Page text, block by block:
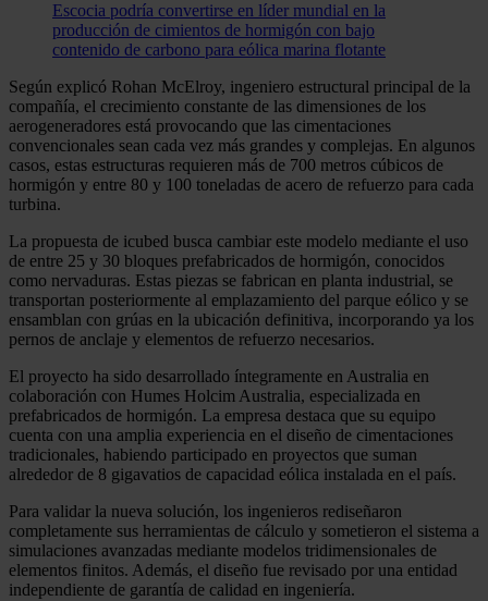
Escocia podría convertirse en líder mundial en la
producción de cimientos de hormigón con bajo
contenido de carbono para eólica marina flotante
Según explicó Rohan McElroy, ingeniero estructural principal de la
compañía, el crecimiento constante de las dimensiones de los
aerogeneradores está provocando que las cimentaciones
convencionales sean cada vez más grandes y complejas. En algunos
casos, estas estructuras requieren más de 700 metros cúbicos de
hormigón y entre 80 y 100 toneladas de acero de refuerzo para cada
turbina.
La propuesta de icubed busca cambiar este modelo mediante el uso
de entre 25 y 30 bloques prefabricados de hormigón, conocidos
como nervaduras. Estas piezas se fabrican en planta industrial, se
transportan posteriormente al emplazamiento del parque eólico y se
ensamblan con grúas en la ubicación definitiva, incorporando ya los
pernos de anclaje y elementos de refuerzo necesarios.
El proyecto ha sido desarrollado íntegramente en Australia en
colaboración con Humes Holcim Australia, especializada en
prefabricados de hormigón. La empresa destaca que su equipo
cuenta con una amplia experiencia en el diseño de cimentaciones
tradicionales, habiendo participado en proyectos que suman
alrededor de 8 gigavatios de capacidad eólica instalada en el país.
Para validar la nueva solución, los ingenieros rediseñaron
completamente sus herramientas de cálculo y sometieron el sistema a
simulaciones avanzadas mediante modelos tridimensionales de
elementos finitos. Además, el diseño fue revisado por una entidad
independiente de garantía de calidad en ingeniería.